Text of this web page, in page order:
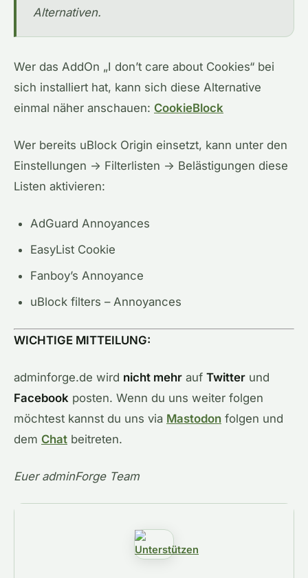
Alternativen.
Wer das AddOn „I don’t care about Cookies“ bei
sich installiert hat, kann sich diese Alternative
einmal näher anschauen: CookieBlock
Wer bereits uBlock Origin einsetzt, kann unter den
Einstellungen -> Filterlisten -> Belästigungen diese
Listen aktivieren:
AdGuard Annoyances
EasyList Cookie
Fanboy’s Annoyance
uBlock filters – Annoyances
WICHTIGE MITTEILUNG:
adminforge.de wird nicht mehr auf Twitter und
Facebook posten. Wenn du uns weiter folgen
möchtest kannst du uns via Mastodon folgen und
dem Chat beitreten.
Euer adminForge Team